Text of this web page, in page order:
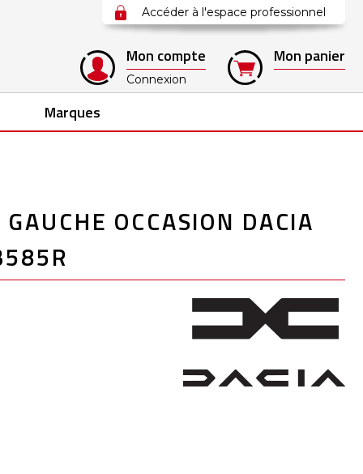
Accéder à l'espace professionnel
Mon compte
Connexion
Mon panier
Marques
OCCASION DACIA